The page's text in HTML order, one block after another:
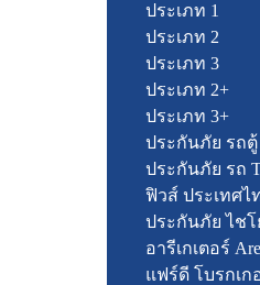
ประเภท 1
ประเภท 2
ประเภท 3
ประเภท 2+
ประเภท 3+
ประกันภัย รถตู้
ประกันภัย รถ
ฟิวส์ ประเทศไ
ประกันภัย ไช
อารีเกเตอร์
แฟร์ดี โบรกเก